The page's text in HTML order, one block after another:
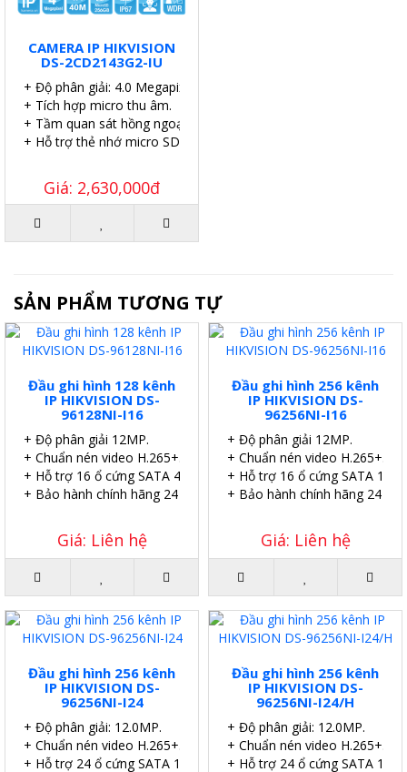
CAMERA IP HIKVISION
DS-2CD2143G2-IU
+ Độ phân giải: 4.0 Megapixel.
+ Tích hợp micro thu âm.
+ Tầm quan sát hồng ngoại: 40 mét.
+ Hỗ trợ thẻ nhớ micro SD 256GB.
Giá: 2,630,000đ
SẢN PHẨM TƯƠNG TỰ
Đầu ghi hình 128 kênh
IP HIKVISION DS-
96128NI-I16
+ Độ phân giải 12MP.
+ Chuẩn nén video H.265+.
+ Hỗ trợ 16 ổ cứng SATA 4TB.
+ Bảo hành chính hãng 24 tháng.
Giá: Liên hệ
Đầu ghi hình 256 kênh
IP HIKVISION DS-
96256NI-I16
+ Độ phân giải 12MP.
+ Chuẩn nén video H.265+.
+ Hỗ trợ 16 ổ cứng SATA
+ Bảo hành chính hãng 24
Giá: Liên hệ
Đầu ghi hình 256 kênh
IP HIKVISION DS-
96256NI-I24
+ Độ phân giải: 12.0MP.
+ Chuẩn nén video H.265+.
+ Hỗ trợ 24 ổ cứng SATA 10TB.
Đầu ghi hình 256 kênh
IP HIKVISION DS-
96256NI-I24/H
+ Độ phân giải: 12.0MP.
+ Chuẩn nén video H.265+.
+ Hỗ trợ 24 ổ cứng SATA